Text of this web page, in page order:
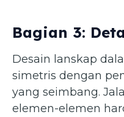
Bagian 3:
Desain lanskap
simetris dengan
yang seimbang.
elemen-elemen